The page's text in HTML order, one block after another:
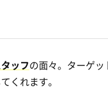
ッフの面々。ターゲッ
くれます。